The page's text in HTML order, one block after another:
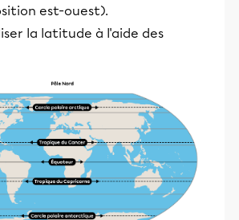
est-ouest).
la latitude à l'aide des